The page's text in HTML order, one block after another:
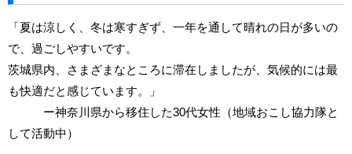
「夏は涼しく、冬は寒すぎず、一年を通して晴れの日が多いの
で、過ごしやすいです。
茨城県内、さまざまなところに滞在しましたが、気候的には最
も快適だと感じています。」
ー神奈川県から移住した30代女性（地域おこし協力隊と
して活動中）